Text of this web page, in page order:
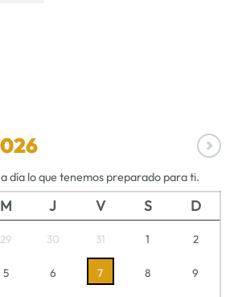
día lo que tenemos preparado para ti.
M J V S D
29 30 31 1 2
5 6 7 8 9